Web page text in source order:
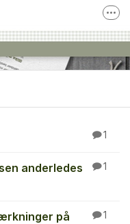
kundeservice
på Facebook
1
anderledes
1
på
1